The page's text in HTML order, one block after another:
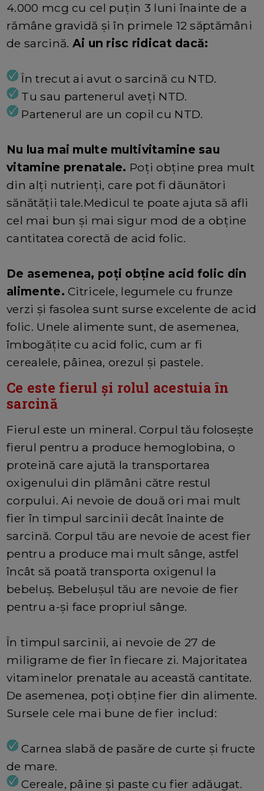
4.000 mcg cu cel puțin 3 luni înainte de a
rămâne gravidă și în primele 12 săptămâni
de sarcină. Ai un risc ridicat dacă:
În trecut ai avut o sarcină cu NTD.
Tu sau partenerul aveți NTD.
Partenerul are un copil cu NTD.
Nu lua mai multe multivitamine sau
vitamine prenatale. Poți obține prea mult
din alți nutrienți, care pot fi dăunători
sănătății tale.Medicul te poate ajuta să afli
cel mai bun și mai sigur mod de a obține
cantitatea corectă de acid folic.
De asemenea, poți obține acid folic din
alimente. Citricele, legumele cu frunze
verzi și fasolea sunt surse excelente de acid
folic. Unele alimente sunt, de asemenea,
îmbogățite cu acid folic, cum ar fi
cerealele, pâinea, orezul și pastele.
Ce este fierul și rolul acestuia în
sarcină
Fierul este un mineral. Corpul tău folosește
fierul pentru a produce hemoglobina, o
proteină care ajută la transportarea
oxigenului din plămâni către restul
corpului. Ai nevoie de două ori mai mult
fier în timpul sarcinii decât înainte de
sarcină. Corpul tău are nevoie de acest fier
pentru a produce mai mult sânge, astfel
încât să poată transporta oxigenul la
bebeluș. Bebelușul tău are nevoie de fier
pentru a-și face propriul sânge.
În timpul sarcinii, ai nevoie de 27 de
miligrame de fier în fiecare zi. Majoritatea
vitaminelor prenatale au această cantitate.
De asemenea, poți obține fier din alimente.
Sursele cele mai bune de fier includ:
Carnea slabă de pasăre de curte și fructe
de mare.
Cereale, pâine și paste cu fier adăugat.